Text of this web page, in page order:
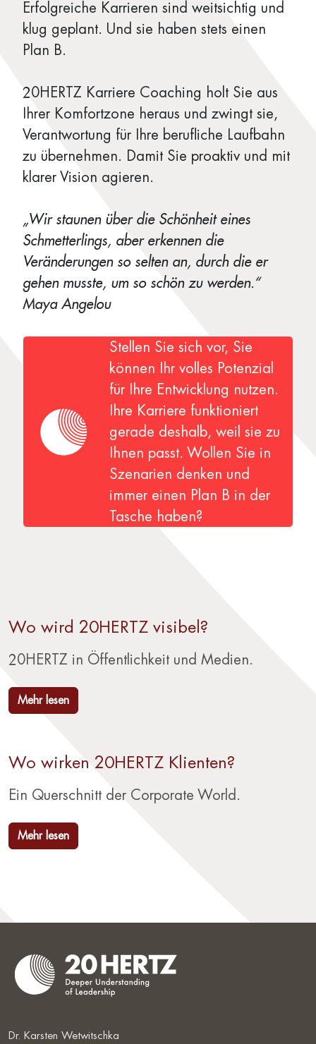
Erfolgreiche Karrieren sind weitsichtig und
klug geplant. Und sie haben stets einen
Plan B.
20HERTZ Karriere Coaching holt Sie aus
Ihrer Komfortzone heraus und zwingt sie,
Verantwortung für Ihre berufliche Laufbahn
zu übernehmen. Damit Sie proaktiv und mit
klarer Vision agieren.
„Wir staunen über die Schönheit eines
Schmetterlings, aber erkennen die
Veränderungen so selten an, durch die er
gehen musste, um so schön zu werden.“
Maya Angelou
Stellen Sie sich vor, Sie
können Ihr volles Potenzial
für Ihre Entwicklung nutzen.
Ihre Karriere funktioniert
gerade deshalb, weil sie zu
Ihnen passt. Wollen Sie in
Szenarien denken und
immer einen Plan B in der
Tasche haben?
Wo wird 20HERTZ visibel?
20HERTZ in Öffentlichkeit und Medien.
Mehr lesen
Wo wirken 20HERTZ Klienten?
Ein Querschnitt der Corporate World.
Mehr lesen
Dr. Karsten Wetwitschka